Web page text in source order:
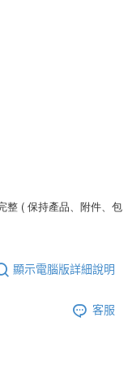
整 ( 保持產品、附件、包
顯示電腦版詳細說明
客服